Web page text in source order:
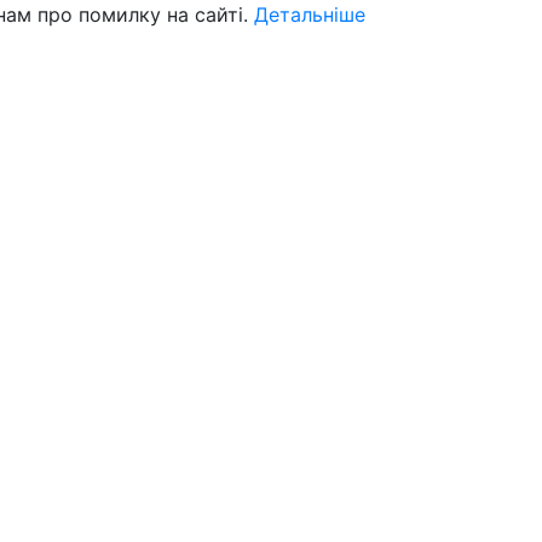
про помилку на сайті. Детальніше